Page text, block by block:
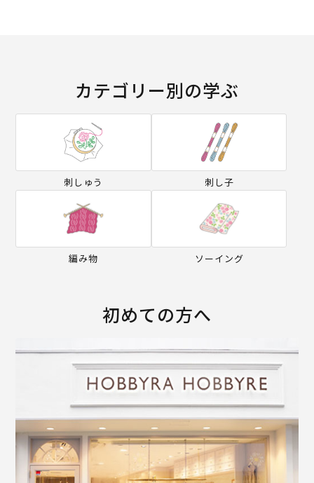
カテゴリー別の学ぶ
刺しゅう 刺し子
編み物 ソーイング
初めての方へ